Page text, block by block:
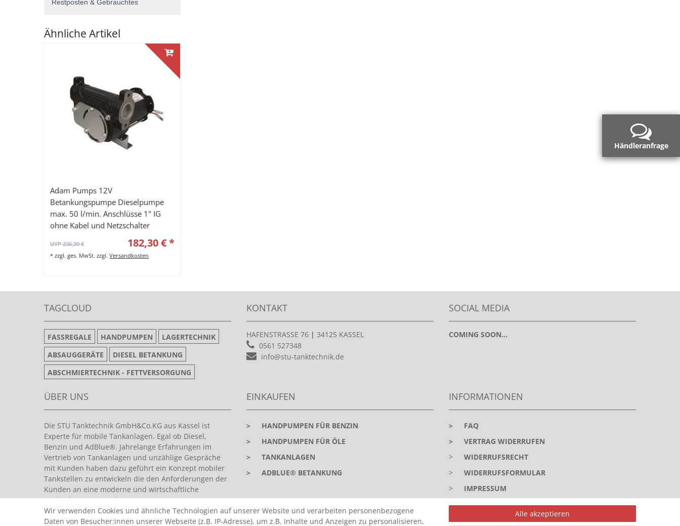
Händleranfrage
Restposten & Gebrauchtes
Ähnliche Artikel
Adam Pumps 12V
Betankungspumpe Dieselpumpe
max. 50 l/min. Anschlüsse 1" IG
ohne Kabel und Netzschalter
UVP 236,20 € 182,30 € *
*zzgl. ges. MwSt. zzgl.Versandkosten
TAGCLOUD
FASSREGALE HANDPUMPEN
LAGERTECHNIK
ABSAUGGERÄTE
DIESEL BETANKUNG
ABSCHMIERTECHNIK - FETTVERSORGUNG
KONTAKT
HAFENSTRASSE 76 | 34125 KASSEL
0561 527348
info@stu-tanktechnik.de
SOCIAL MEDIA
COMING SOON...
ÜBER UNS
Die STU Tanktechnik GmbH&Co.KG aus Kassel ist
Experte für mobile Tankanlagen. Egal ob Diesel,
Benzin und AdBlue®. Jahrelange Erfahrungen im
Vertrieb von Tankanlagen und unzählige Gespräche
mit Kunden haben dazu geführt ein Konzept mobiler
Tankstellen zu entwickeln die den Anforderungen der
Kunden an eine moderne und wirtschaftliche
Tankanlage entsprechen.
EINKAUFEN
>
HANDPUMPEN FÜR BENZIN
>
HANDPUMPEN FÜR ÖLE
>
TANKANLAGEN
>
ADBLUE® BETANKUNG
INFORMATIONEN
>
FAQ
>
VERTRAG WIDERRUFEN
>
WIDERRUFSRECHT
>
WIDERRUFSFORMULAR
>
IMPRESSUM
>
DATENSCHUTZERKLÄRUNG
>
AGB
Wir verwenden Cookies und ähnliche Technologien auf unserer Website und verarbeiten personenbezogene
Daten von Besucher:innen unserer Webseite (z.B. IP-Adresse), um z.B. Inhalte und Anzeigen zu personalisieren,
Alle akzeptieren